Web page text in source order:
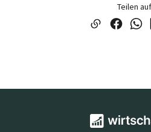
Teilen